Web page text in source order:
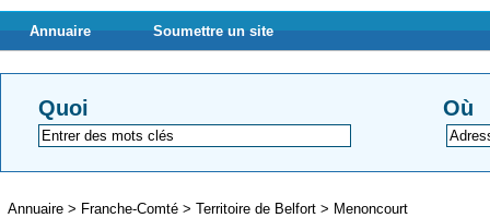
Annuaire Soumettre un site
Quoi Où
Annuaire > Franche-Comté > Territoire de Belfort > Menoncourt